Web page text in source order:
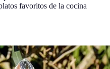
favoritos de la cocina